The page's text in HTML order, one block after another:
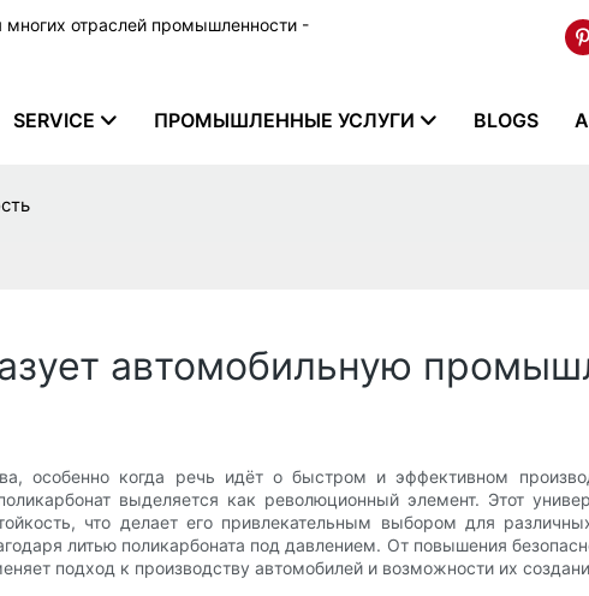
отраслей промышленности -
SERVICE ПРОМЫШЛЕННЫЕ УСЛУГИ BLOGS
автомобильную
особенно когда речь идёт о быстром и эффективном
выделяется как революционный элемент. Этот
что делает его привлекательным выбором для
литью поликарбоната под давлением. От повышения
подход к производству автомобилей и возможности их